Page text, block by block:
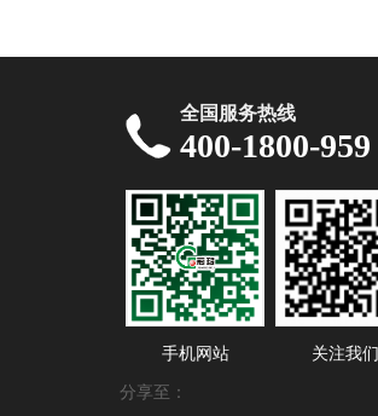
全国服务热线
400-1800-959
手机网站 关注我们
分享至：